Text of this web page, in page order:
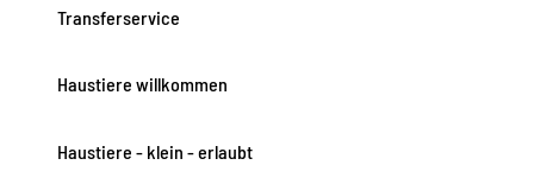
Transferservice
Haustiere willkommen
Haustiere - klein - erlaubt